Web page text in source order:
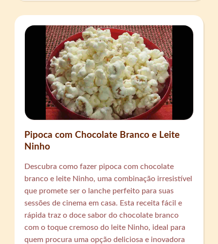
Pipoca com Chocolate Branco e Leite
Ninho
Descubra como fazer pipoca com chocolate
branco e leite Ninho, uma combinação irresistível
que promete ser o lanche perfeito para suas
sessões de cinema em casa. Esta receita fácil e
rápida traz o doce sabor do chocolate branco
com o toque cremoso do leite Ninho, ideal para
quem procura uma opção deliciosa e inovadora